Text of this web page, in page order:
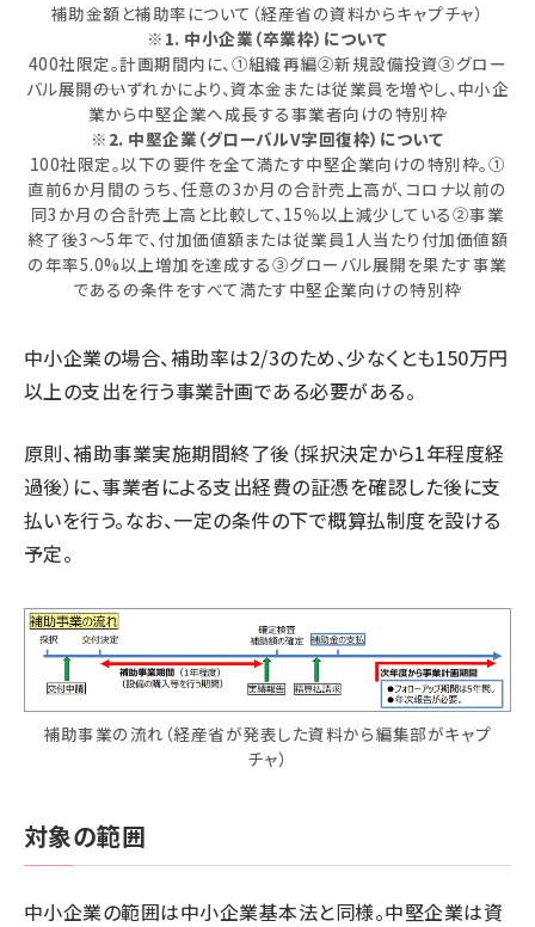
補助金額と補助率について（経産省の資料からキャプチャ）
※1. 中小企業（卒業枠）について
400社限定。計画期間内に、①組織再編②新規設備投資③グロー
バル展開――のいずれかにより、資本金または従業員を増やし、中小企
業から中堅企業へ成長する事業者向けの特別枠
※2. 中堅企業（グローバルV字回復枠）について
100社限定。以下の要件を全て満たす中堅企業向けの特別枠。①
直前6か月間のうち、任意の3か月の合計売上高が、コロナ以前の
同3か月の合計売上高と比較して、15％以上減少している②事業
終了後3～5年で、付加価値額または従業員1人当たり付加価値額
の年率5.0%以上増加を達成する③グローバル展開を果たす事業
である――の条件をすべて満たす中堅企業向けの特別枠
中小企業の場合、補助率は2/3のため、少なくとも150万円
以上の支出を行う事業計画である必要がある。
原則、補助事業実施期間終了後（採択決定から1年程度経
過後）に、事業者による支出経費の証憑を確認した後に支
払いを行う。なお、一定の条件の下で概算払制度を設ける
予定。
補助事業の流れ（経産省が発表した資料から編集部がキャプ
チャ）
対象の範囲
中小企業の範囲は中小企業基本法と同様。中堅企業は資